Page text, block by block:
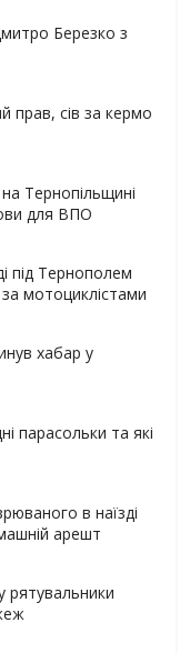
Березко з
прав, сів за кермо
Тернопільщині
для ВПО
під Тернополем
мотоциклістами
хабар у
парасольки та які
в наїзді
арешт
рятувальники